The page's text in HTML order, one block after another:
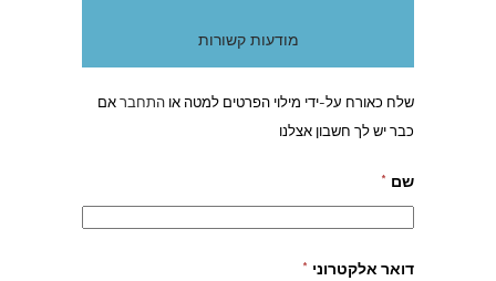
מודעות קשורות
שלח כאורח על-ידי מילוי הפרטים למטה או התחבראם
כבר יש לך חשבון אצלנו
שם *
דואר אלקטרוני *